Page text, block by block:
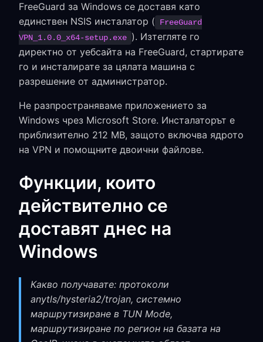
FreeGuard за Windows се доставя като
единствен NSIS инсталатор (
FreeGuard
VPN_1.0.0_x64-setup.exe ). Изтегляте го
директно от уебсайта на FreeGuard, стартирате
го и инсталирате за цялата машина с
разрешение от администратор.
Не разпространяваме приложението за
Windows чрез Microsoft Store. Инсталаторът е
приблизително 212 MB, защото включва ядрото
на VPN и помощните двоични файлове.
Функции, които
действително се
доставят днес на
Windows
Какво получавате: протоколи
anytls/hysteria2/trojan, системно
маршрутизиране в TUN Mode,
маршрутизиране по регион на базата на